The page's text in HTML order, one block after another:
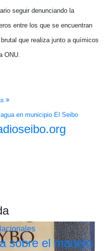
seguir denunciando la
entre los que se encuentran
que realiza junto a químicos
ONU.
en municipio El Seibo
sobre el manejo